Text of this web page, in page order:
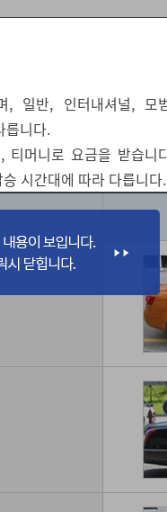
, 일반, 인터내셔널, 모
릅니다.
티머니로 요금을 받습니
시간대에 따라 다릅니다.